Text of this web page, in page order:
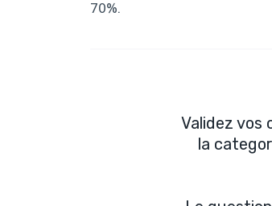
70%.
Validez vos
la